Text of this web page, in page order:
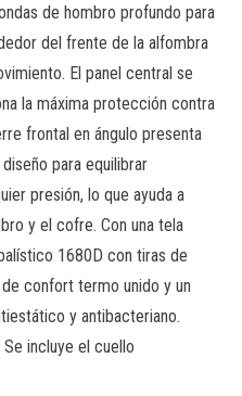
de hombro profundo para
del frente de la alfombra
El panel central se
la máxima protección contra
frontal en ángulo presenta
para equilibrar
presión, lo que ayuda a
y el cofre. Con una tela
1680D con tiras de
confort termo unido y un
y antibacteriano.
incluye el cuello